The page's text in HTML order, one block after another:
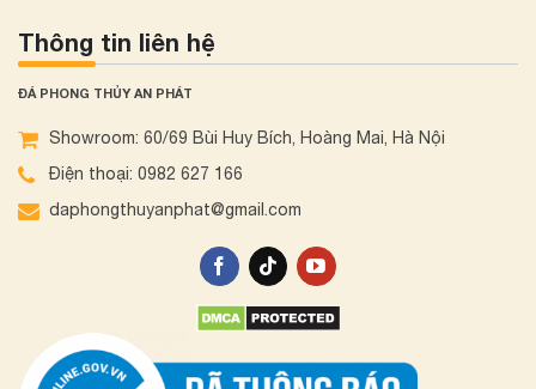
Thông tin liên hệ
ĐÁ PHONG THỦY AN PHÁT
Showroom: 60/69 Bùi Huy Bích, Hoàng Mai, Hà Nội
Điện thoại: 0982 627 166
daphongthuyanphat@gmail.com